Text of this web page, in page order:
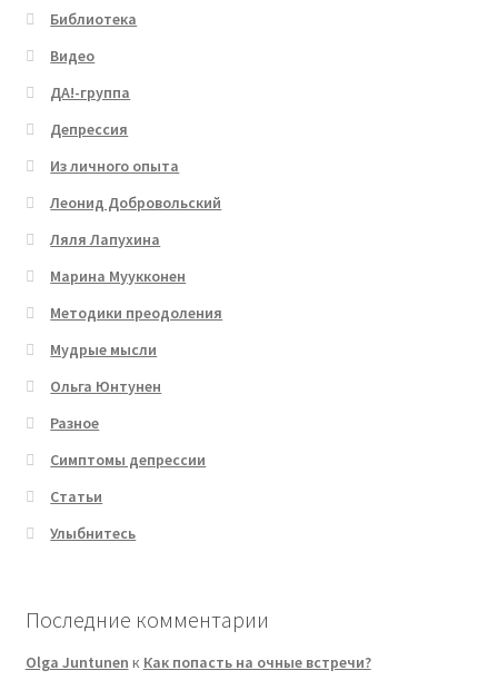
Библиотека
Видео
ДА!-группа
Депрессия
Из личного опыта
Леонид Добровольский
Ляля Лапухина
Марина Муукконен
Методики преодоления
Мудрые мысли
Ольга Юнтунен
Разное
Симптомы депрессии
Статьи
Улыбнитесь
Последние комментарии
Olga Juntunen к Как попасть на очные встречи?